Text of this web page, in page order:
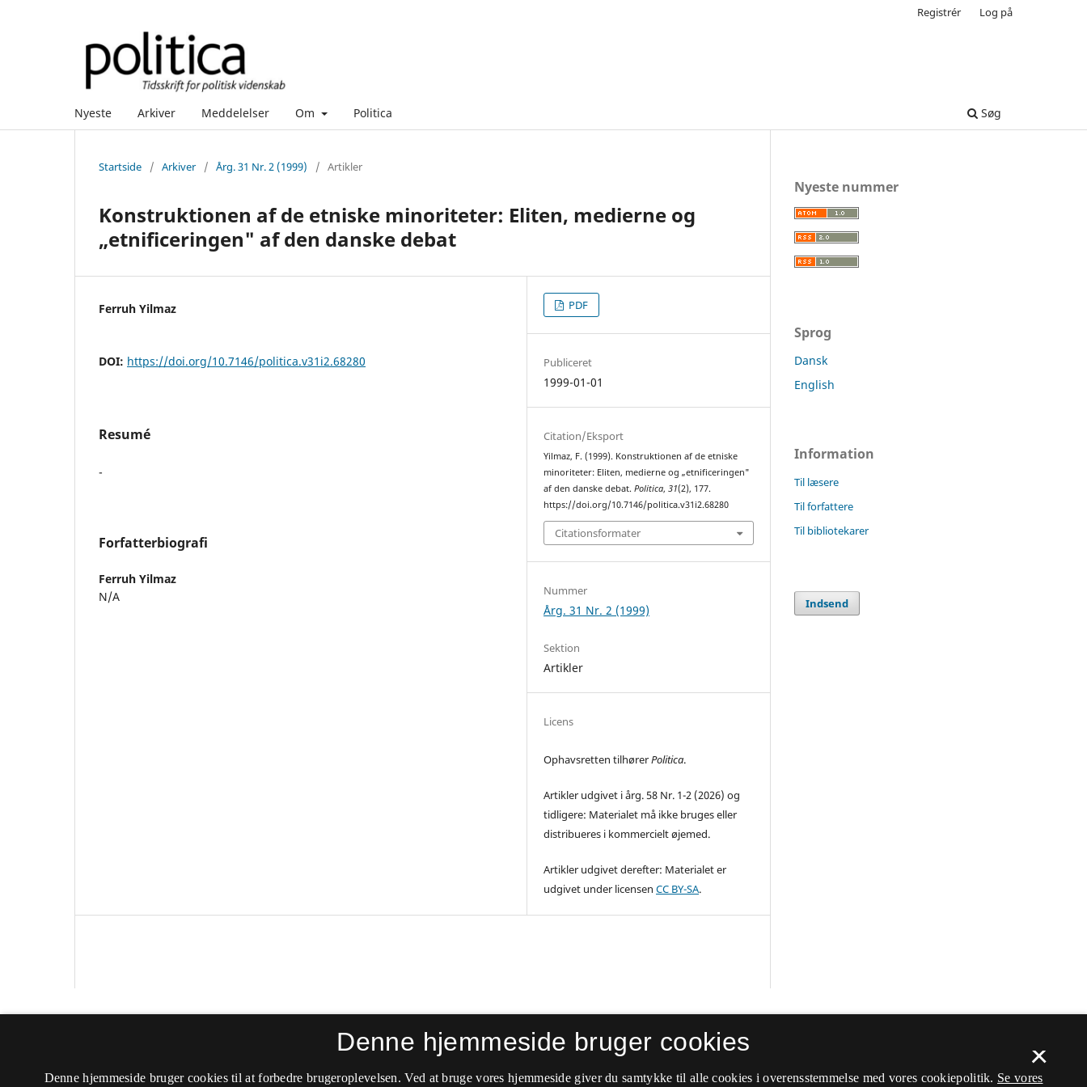
Nyeste Arkiver Meddelelser Om Politica Søg
Registrér Log på
Startside / Arkiver / Årg. 31 Nr. 2 (1999) / Artikler
Konstruktionen af de etniske minoriteter: Eliten, medierne og
„etnificeringen" af den danske debat
Ferruh Yilmaz
DOI: https://doi.org/10.7146/politica.v31i2.68280
Resumé
-
Forfatterbiografi
Ferruh Yilmaz
N/A
PDF
Publiceret
1999-01-01
Citation/Eksport
Yilmaz, F. (1999). Konstruktionen af de etniske
minoriteter: Eliten, medierne og „etnificeringen"
af den danske debat.Politica,31(2), 177.
https://doi.org/10.7146/politica.v31i2.68280
Citationsformater
Nummer
Årg. 31 Nr. 2 (1999)
Sektion
Artikler
Licens
Ophavsretten tilhørerPolitica.
Artikler udgivet i årg. 58 Nr. 1-2 (2026) og
tidligere: Materialet må ikke bruges eller
distribueres i kommercielt øjemed.
Artikler udgivet derefter: Materialet er
udgivet under licensenCC BY-SA.
Nyeste nummer
Sprog
Dansk
English
Information
Til læsere
Til forfattere
Til bibliotekarer
Indsend
ISSN 2246-042X (Online)
×
Denne hjemmeside bruger cookies
Denne hjemmeside bruger cookies til at forbedre brugeroplevelsen. Ved at bruge vores hjemmeside giver du samtykke til alle cookies i overensstemmelse med vores cookiepolitik. Se vores